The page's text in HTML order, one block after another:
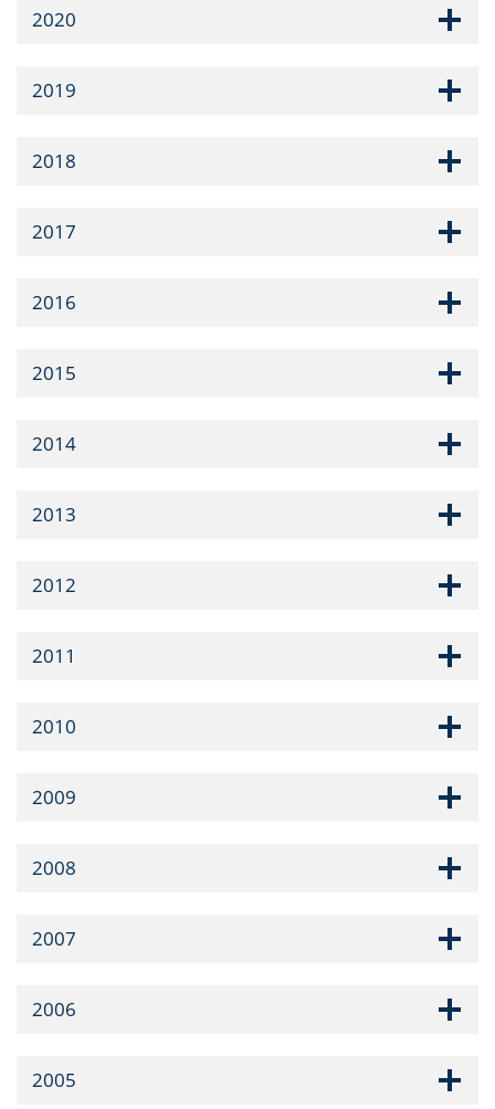
2020
2019
2018
2017
2016
2015
2014
2013
2012
2011
2010
2009
2008
2007
2006
2005